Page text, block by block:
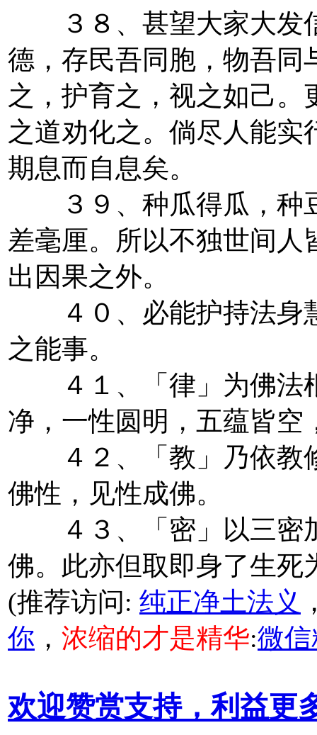
３８、甚望大家大发
德，存民吾同胞，物吾同
之，护育之，视之如己
之道劝化之。倘尽人能
期息而自息矣。
３９、种瓜得瓜，种
差毫厘。所以不独世间人
出因果之外。
４０、必能护持法身
之能事。
４１、「律」为佛法
净，一性圆明，五蕴皆空
４２、「教」乃依教
佛性，见性成佛。
４３、「密」以三密
佛。此亦但取即身了生死
(推荐访问: 纯正净土法义
你 ， 浓缩的才是精华:微
欢迎赞赏支持，利益更